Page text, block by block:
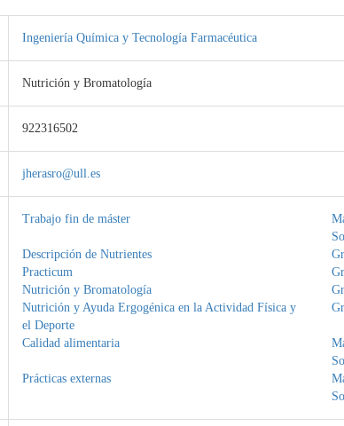
Ingeniería Química y Tecnología Farmacéutica
Nutrición y Bromatología
922316502
jherasro@ull.es
Trabajo fin de máster
Descripción de Nutrientes
Practicum
Nutrición y Bromatología
Nutrición y Ayuda Ergogénica en la Actividad Física y
el Deporte
Calidad alimentaria
Prácticas externas